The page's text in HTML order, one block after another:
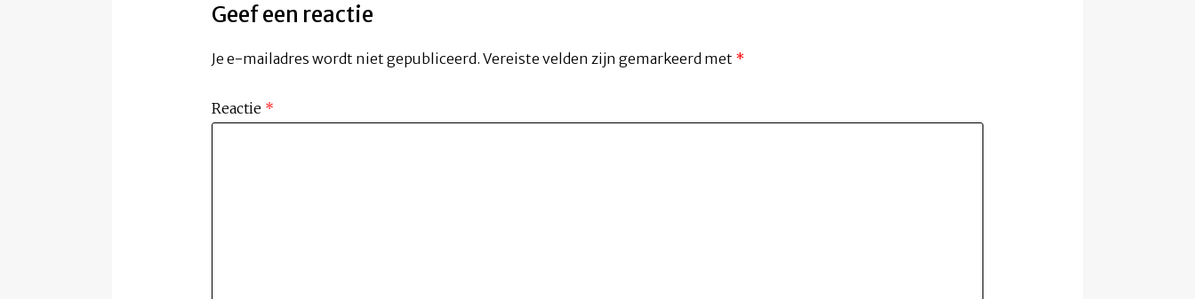
Geef een reactie
Je e-mailadres wordt niet gepubliceerd. Vereiste velden zijn gemarkeerd met *
Reactie *